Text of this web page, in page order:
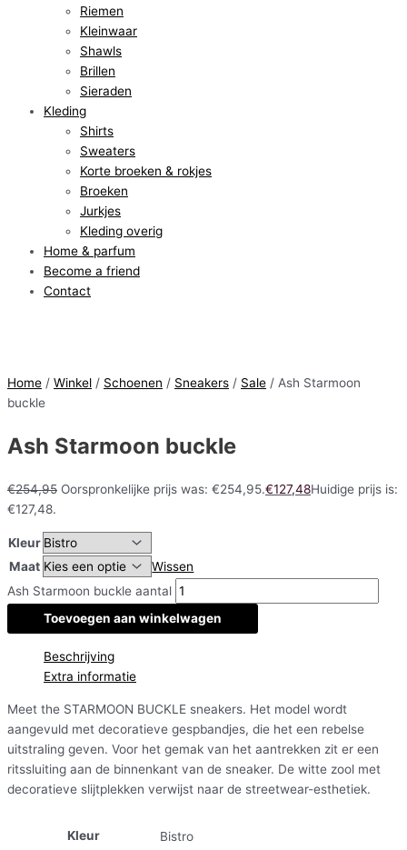
Riemen
Kleinwaar
Shawls
Brillen
Sieraden
Kleding
Shirts
Sweaters
Korte broeken & rokjes
Broeken
Jurkjes
Kleding overig
Home & parfum
Become a friend
Contact
Home / Winkel / Schoenen / Sneakers / Sale / Ash Starmoon
buckle
Ash Starmoon buckle
€254,95 Oorspronkelijke prijs was: €254,95.€127,48Huidige prijs is:
€127,48.
Kleur
Maat
Wissen
Ash Starmoon buckle aantal
Toevoegen aan winkelwagen
Beschrijving
Extra informatie
Meet the STARMOON BUCKLE sneakers. Het model wordt
aangevuld met decoratieve gespbandjes, die het een rebelse
uitstraling geven. Voor het gemak van het aantrekken zit er een
ritssluiting aan de binnenkant van de sneaker. De witte zool met
decoratieve slijtplekken verwijst naar de streetwear-esthetiek.
Kleur Bistro